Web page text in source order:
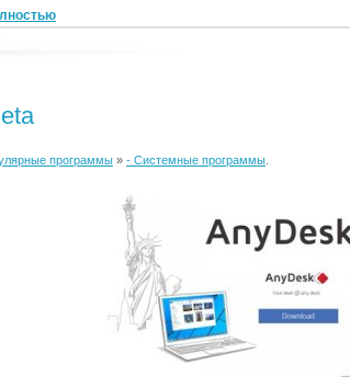
программы » - Системные программы